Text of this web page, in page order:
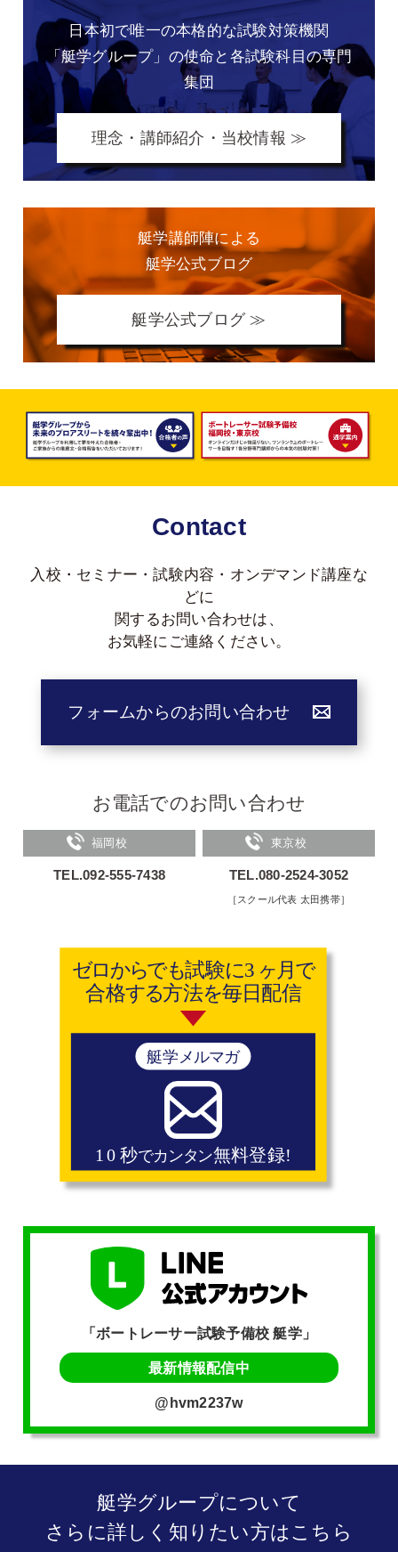
日本初で唯一の本格的な試験対策機関
「艇学グループ」の使命と各試験科目の専門
集団
理念・講師紹介・当校情報 ≫
艇学講師陣による
艇学公式ブログ
艇学公式ブログ ≫
Contact
入校・セミナー・試験内容・オンデマンド講座な
どに
関するお問い合わせは、
お気軽にご連絡ください。
フォームからのお問い合わせ
お電話でのお問い合わせ
福岡校
TEL.092-555-7438
東京校
TEL.080-2524-3052
［スクール代表 太田携帯］
「ボートレーサー試験予備校 艇学」
最新情報配信中
@hvm2237w
艇学グループについて
さらに詳しく知りたい方はこちら